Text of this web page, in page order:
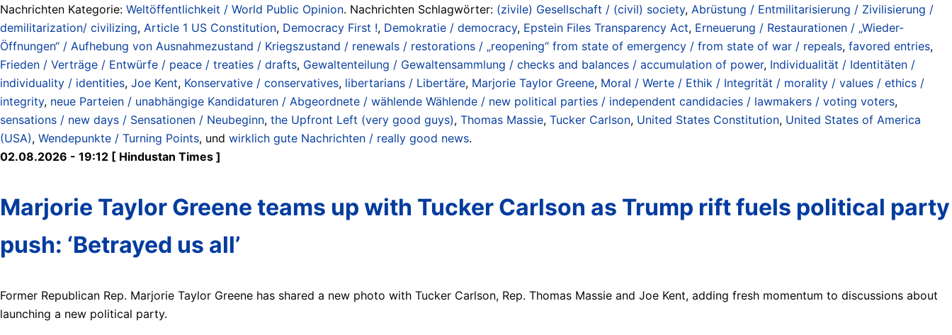
Nachrichten Kategorie: Weltöffentlichkeit / World Public Opinion. Nachrichten Schlagwörter: (zivile) Gesellschaft / (civil) society, Abrüstung / Entmilitarisierung / Zivilisierung /
demilitarization/ civilizing, Article 1 US Constitution, Democracy First !, Demokratie / democracy, Epstein Files Transparency Act, Erneuerung / Restaurationen / „Wieder-
Öffnungen“ / Aufhebung von Ausnahmezustand / Kriegszustand / renewals / restorations / „reopening“ from state of emergency / from state of war / repeals, favored entries,
Frieden / Verträge / Entwürfe / peace / treaties / drafts, Gewaltenteilung / Gewaltensammlung / checks and balances / accumulation of power, Individualität / Identitäten /
individuality / identities, Joe Kent, Konservative / conservatives, libertarians / Libertäre, Marjorie Taylor Greene, Moral / Werte / Ethik / Integrität / morality / values / ethics /
integrity, neue Parteien / unabhängige Kandidaturen / Abgeordnete / wählende Wählende / new political parties / independent candidacies / lawmakers / voting voters,
sensations / new days / Sensationen / Neubeginn, the Upfront Left (very good guys), Thomas Massie, Tucker Carlson, United States Constitution, United States of America
(USA), Wendepunkte / Turning Points, und wirklich gute Nachrichten / really good news.
02.08.2026 - 19:12 [ Hindustan Times ]
Marjorie Taylor Greene teams up with Tucker Carlson as Trump rift fuels political party
push: ‘Betrayed us all’
Former Republican Rep. Marjorie Taylor Greene has shared a new photo with Tucker Carlson, Rep. Thomas Massie and Joe Kent, adding fresh momentum to discussions about
launching a new political party.